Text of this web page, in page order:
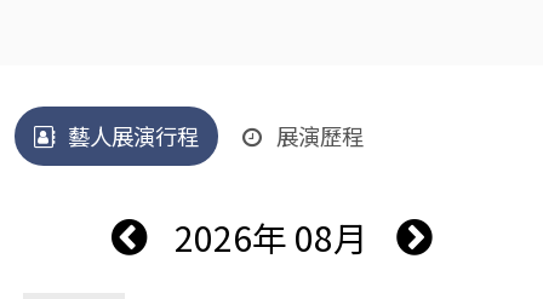
藝人展演行程 展演歷程
2026年 08月